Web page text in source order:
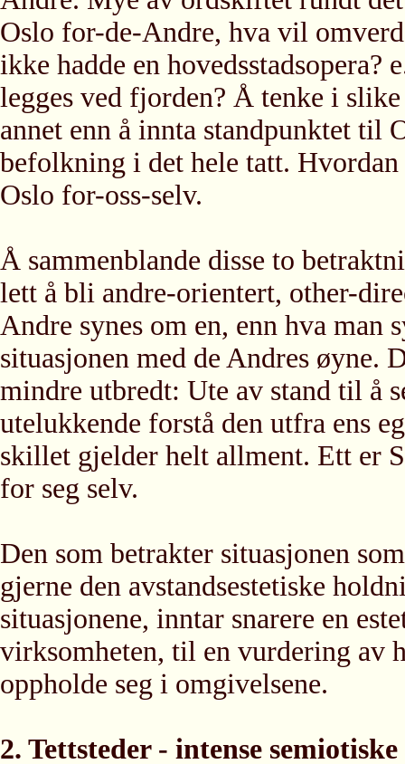
Oslo for-de-Andre, hva vil
ikke hadde en
legges ved fjorden? Å tenke i
annet enn å innta standpunktet til
befolkning i det hele tatt. Hvordan
Oslo for-oss-selv.
Å sammenblande disse to
lett å bli andre-orientert, other-
Andre synes om en, enn hva man
situasjonen med de Andres øyne.
mindre utbredt: Ute av stand til å
utelukkende forstå den utfra ens
skillet gjelder helt allment. Ett er
for seg selv.
Den som betrakter situasjonen
gjerne den avstandsestetiske
situasjonene, inntar snarere en
virksomheten, til en vurdering av
oppholde seg i omgivelsene.
2. Tettsteder - intense